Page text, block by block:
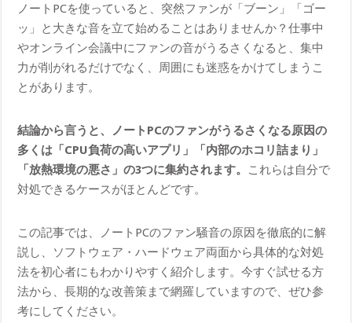
ノートPCを使っていると、突然ファンが「ブーン」「ゴー
ッ」と大きな音を立て始めることはありませんか？仕事中
やオンライン会議中にファンの音がうるさくなると、集中
力が削がれるだけでなく、周囲にも迷惑をかけてしまうこ
とがあります。
結論から言うと、ノートPCのファンがうるさくなる原因の
多くは「CPU負荷の高いアプリ」「内部のホコリ詰まり」
「放熱環境の悪さ」の3つに集約されます。 これらは自分で
対処できるケースがほとんどです。
この記事では、ノートPCのファン騒音の原因を徹底的に解
説し、ソフトウェア・ハードウェア両面から具体的な対処
法を初心者にもわかりやすく紹介します。今すぐ試せる方
法から、長期的な改善策まで網羅していますので、ぜひ参
考にしてください。